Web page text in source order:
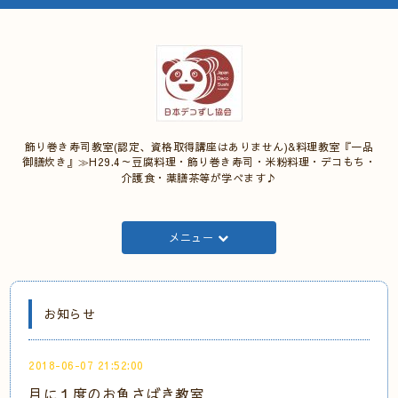
飾り巻き寿司教室(認定、資格取得講座はありません)&料理教室『一品
御膳炊き』≫H29.4～豆腐料理・飾り巻き寿司・米粉料理・デコもち・
介護食・薬膳茶等が学べます♪
メニュー
お知らせ
2018-06-07 21:52:00
月に１度のお魚さばき教室